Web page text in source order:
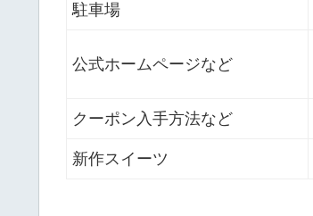
駐車場
公式ホームページなど
クーポン入手方法など
新作スイーツ